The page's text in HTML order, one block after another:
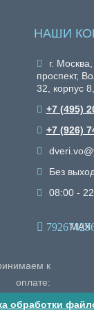
НАШИ
г.
проспект,
32, корпус
+7 (495)
+7 (926)
Без
08:00 -
MAX
к
оплате:
обработки